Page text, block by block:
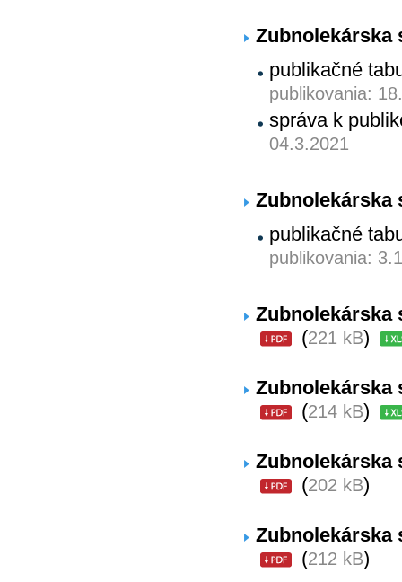
Zubnolekárska
publikačné
publikovania:
správa k
04.3.2021
Zubnolekárska
publikačné
publikovania:
Zubnolekárska
(221 kB)
Zubnolekárska
(214 kB)
Zubnolekárska
(202 kB)
Zubnolekárska
(212 kB)